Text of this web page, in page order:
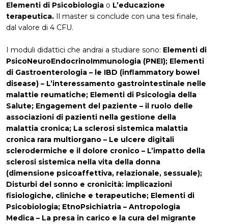
Elementi di Psicobiologia o L’educazione
terapeutica. Il master si conclude con una tesi finale,
dal valore di 4 CFU.
I moduli didattici che andrai a studiare sono: Elementi di
PsicoNeuroEndocrinoImmunologia (PNEI); Elementi
di Gastroenterologia – le IBD (inflammatory bowel
disease) – L’interessamento gastrointestinale nelle
malattie reumatiche; Elementi di Psicologia della
Salute; Engagement del paziente – il ruolo delle
associazioni di pazienti nella gestione della
malattia cronica; La sclerosi sistemica malattia
cronica rara multiorgano – Le ulcere digitali
sclerodermiche e il dolore cronico – L’impatto della
sclerosi sistemica nella vita della donna
(dimensione psicoaffettiva, relazionale, sessuale);
Disturbi del sonno e cronicità: implicazioni
fisiologiche, cliniche e terapeutiche; Elementi di
Psicobiologia; EtnoPsichiatria – Antropologia
Medica – La presa in carico e la cura del migrante